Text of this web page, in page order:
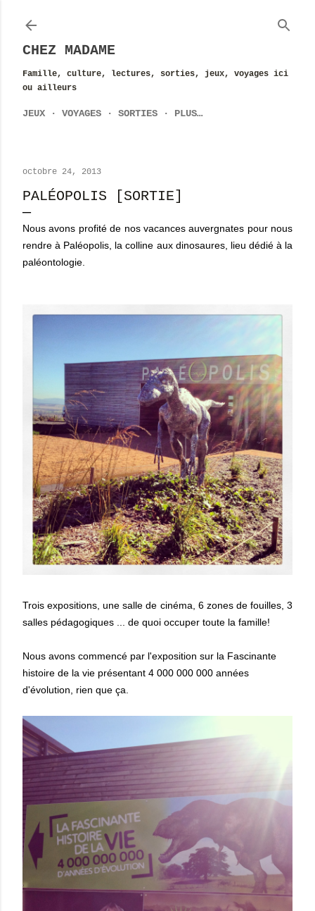
CHEZ MADAME
Famille, culture, lectures, sorties, jeux, voyages ici
ou ailleurs
JEUX VOYAGES SORTIES PLUS…
octobre 24, 2013
PALÉOPOLIS [SORTIE]
Nous avons profité de nos vacances auvergnates pour nous
rendre à Paléopolis, la colline aux dinosaures, lieu dédié à la
paléontologie.
Trois expositions, une salle de cinéma, 6 zones de fouilles, 3
salles pédagogiques ... de quoi occuper toute la famille!
Nous avons commencé par l'exposition sur la Fascinante
histoire de la vie présentant 4 000 000 000 années
d'évolution, rien que ça.